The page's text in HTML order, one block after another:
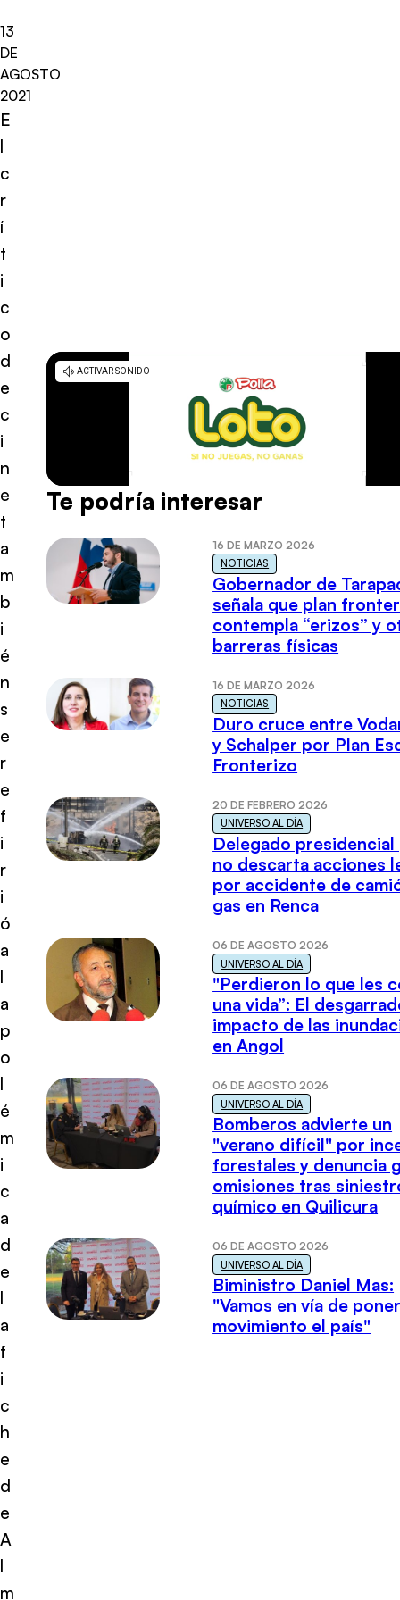
13
DE
AGOSTO
2021
E
l
c
r
í
t
i
c
o
d
e
c
i
n
e
t
a
m
b
i
é
n
s
e
r
e
f
i
r
i
ó
a
l
a
p
o
l
é
m
i
c
a
d
e
l
a
f
i
c
h
e
d
e
A
l
m
Te podría interesar
16 DE MARZO 2026
NOTICIAS
Gobernador de
señala que plan
contempla “erizos” y
barreras físicas
16 DE MARZO 2026
NOTICIAS
Duro cruce entre
y Schalper por Plan
Fronterizo
20 DE FEBRERO 2026
UNIVERSO AL DÍA
Delegado presidencial
no descarta acciones
por accidente de
gas en Renca
06 DE AGOSTO 2026
UNIVERSO AL DÍA
"Perdieron lo que les
una vida”: El
impacto de las
en Angol
06 DE AGOSTO 2026
UNIVERSO AL DÍA
Bomberos advierte un
"verano difícil" por
forestales y denuncia
omisiones tras
químico en Quilicura
06 DE AGOSTO 2026
UNIVERSO AL DÍA
Biministro Daniel Mas:
"Vamos en vía de
movimiento el país"